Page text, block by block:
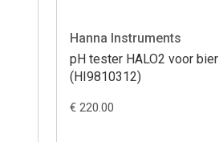
Hanna Instruments
pH tester HALO2 voor bier
(HI9810312)
€ 220.00